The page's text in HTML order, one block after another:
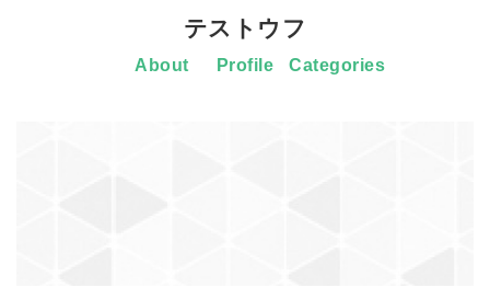
テストウフ
About Profile Categories